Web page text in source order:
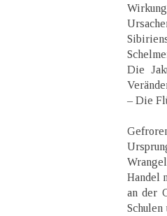
Die
– Die
Handel
an der